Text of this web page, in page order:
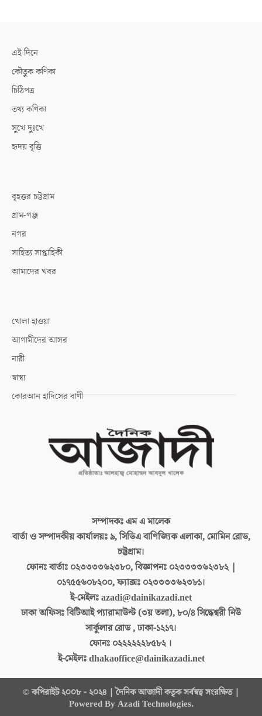
এই দিনে
কৌতুক কণিকা
চিঠিপত্র
তথ্য কণিকা
সুখে দুঃখে
হৃদয় বৃত্তি
বৃহত্তর চট্টগ্রাম
গ্রাম-গঞ্জ
নগর
সাহিত্য সাপ্তাহিকী
আমাদের খবর
খোলা হাওয়া
আগামীদের আসর
নারী
স্বাস্থ্য
কোরআন হাদিসের বাণী
সম্পাদকঃএম এ মালেক
বার্তা ও সম্পাদকীয় কার্যালয়ঃ৯, সিডিএ বাণিজ্যিক এলাকা, মোমিন রোড,
চট্টগ্রাম।
ফোনঃ বার্তাঃ ০২৩৩৩৩৬২৩৮০, বিজ্ঞাপনঃ ০২৩৩৩৩৬২৩৮২ |
০১৭৫৫৬০৮২০০, ফ্যাক্সঃ ০২৩৩৩৩৬২৩৮১।
ই-মেইলঃazadi@dainikazadi.net
ঢাকা অফিসঃবিটিআই প্যারামাউন্ট (৩য় তলা), ৮০/৪ সিদ্ধেশ্বরী নিউ
সার্কুলার রোড , ঢাকা-১২১৭।
ফোনঃ ০২২২২২২৮৫৮২ ।
ই-মেইলঃdhakaoffice@dainikazadi.net
© কপিরাইট ২০০৮ - ২০২৪ | দৈনিক আজাদী কতৃক সর্বস্বত্ব সংরক্ষিত |
Powered By Azadi Technologies.